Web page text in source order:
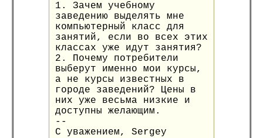
1. Зачем учебному
заведению выделять мне
компьютерный класс для
занятий, если во всех этих
классах уже идут занятия?
2. Почему потребители
выберут именно мои курсы,
а не курсы известных в
городе заведений? Цены в
них уже весьма низкие и
доступны желающим.
--
С уважением, Sergey